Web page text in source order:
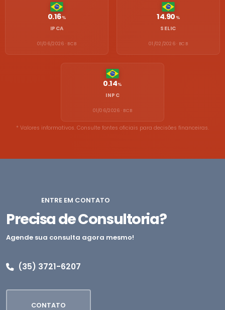
0.16%
IPCA
01/06/2026 · BCB
14.90%
SELIC
01/02/2026 · BCB
0.14%
INPC
01/06/2026 · BCB
* Valores informativos. Consulte fontes oficiais para decisões financeiras.
ENTRE EM CONTATO
Precisa de Consultoria?
Agende sua consulta agora mesmo!
(35) 3721-6207
CONTATO